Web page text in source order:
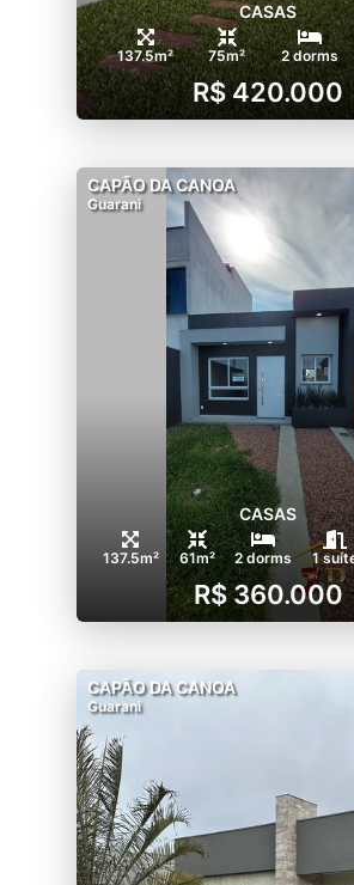
CASAS
137.5m² 75m² 2 dorms
R$ 420.000
CAPÃO DA CANOA
Guarani
CASAS
137.5m² 61m² 2 dorms 1
R$ 360.000
CAPÃO DA CANOA
Guarani